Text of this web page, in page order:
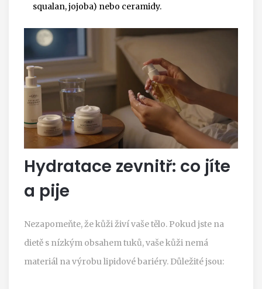
squalan, jojoba) nebo ceramidy.
Hydratace zevnitř: co jíte
a pije
Nezapomeňte, že kůži živí vaše tělo. Pokud jste na
dietě s nízkým obsahem tuků, vaše kůži nemá
materiál na výrobu lipidové bariéry. Důležité jsou: